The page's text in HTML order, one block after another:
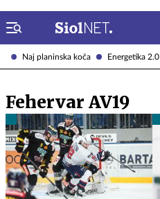
Naj planinska koča Energetika 2.0
Fehervar AV19